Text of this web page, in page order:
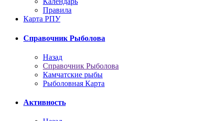
Правила
Карта РПУ
Справочник Рыболова
Назад
Справочник Рыболова
Камчатские рыбы
Рыболовная Карта
Активность